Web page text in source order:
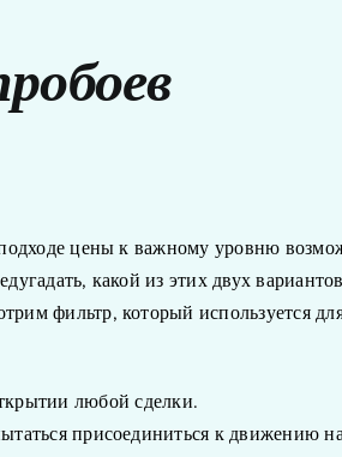
подходе цены к важному уровню
какой из этих двух
фильтр, который используется
любой сделки.
присоединиться к движению